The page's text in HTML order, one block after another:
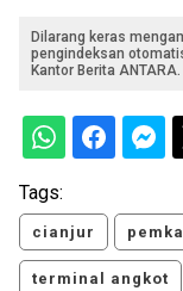
Dilarang keras
pengindeksan
Kantor Berita ANTARA.
Tags:
cianjur
terminal angkot